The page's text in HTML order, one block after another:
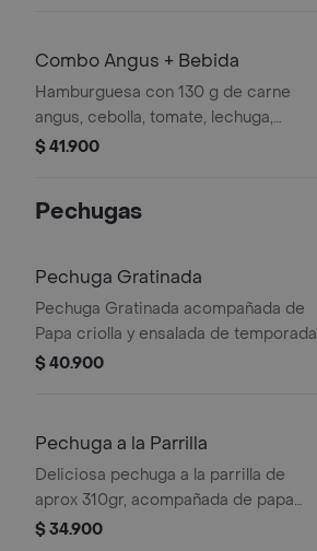
Combo Angus + Bebida
Hamburguesa con 130 g de carne
angus, cebolla, tomate, lechuga,
queso cheddar, tocineta, salsas,
$ 41.900
Pechugas
Pechuga Gratinada
Pechuga Gratinada acompañada de
Papa criolla y ensalada de temporada
$ 40.900
Pechuga a la Parrilla
Deliciosa pechuga a la parrilla de
aprox 310gr, acompañada de papa
criolla.
$ 34.900